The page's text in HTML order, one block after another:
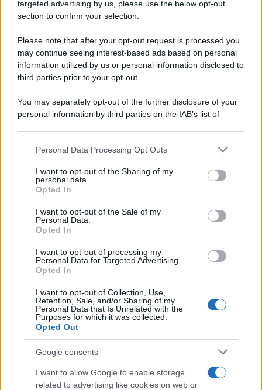
targeted advertising by us, please use the below opt-out
section to confirm your selection.
Please note that after your opt-out request is processed you
may continue seeing interest-based ads based on personal
information utilized by us or personal information disclosed to
third parties prior to your opt-out.
You may separately opt-out of the further disclosure of your
personal information by third parties on the IAB’s list of
This information may also be disclosed by us to third parties
disclose it to other third parties.
Please note that this website/app uses one or more Google
services and may gather and store information including but
not limited to your visit or usage behaviour. You may click to
grant or deny consent to Google and its third-party tags to
consent section.
Personal Data Processing Opt Outs
I want to opt-out of the Sharing of my
personal data.
Opted In
I want to opt-out of the Sale of my
Personal Data.
Opted In
I want to opt-out of processing my
Personal Data for Targeted Advertising.
Opted In
I want to opt-out of Collection, Use,
Retention, Sale, and/or Sharing of my
Personal Data that Is Unrelated with the
Purposes for which it was collected.
Opted Out
Google consents
I want to allow Google to enable storage
related to advertising like cookies on web or